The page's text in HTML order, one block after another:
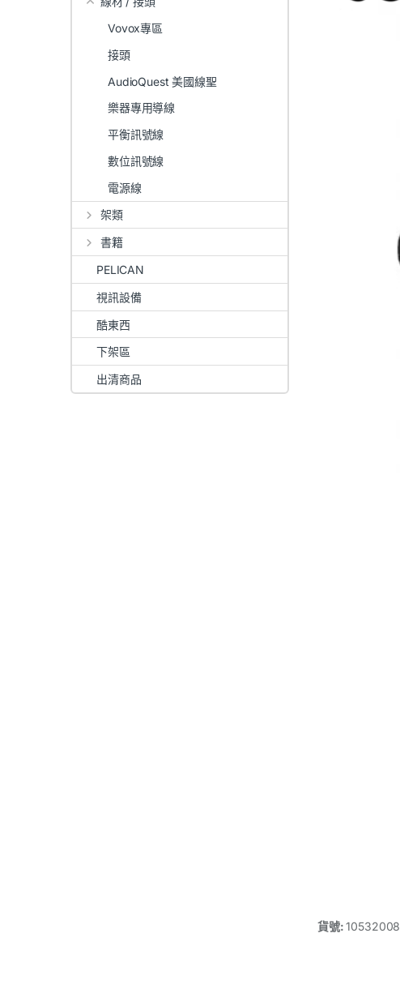
貨號:10532008
Vovox專區
接頭
AudioQuest 美國線聖
樂器專用導線
平衡訊號線
數位訊號線
電源線
架類
書籍
PELICAN
視訊設備
酷東西
下架區
出清商品